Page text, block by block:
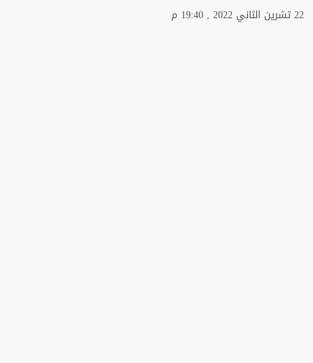
22 تشرين الثاني 2022 , 19:40 م